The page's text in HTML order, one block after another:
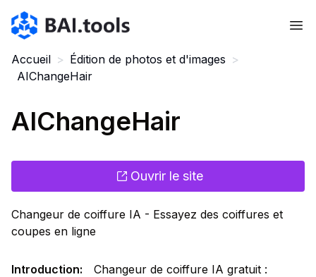
Bai.tools
Accueil > Édition de photos et d'images >
AIChangeHair
AIChangeHair
Ouvrir le site
Changeur de coiffure IA - Essayez des coiffures et
coupes en ligne
Introduction:
Changeur de coiffure IA gratuit :